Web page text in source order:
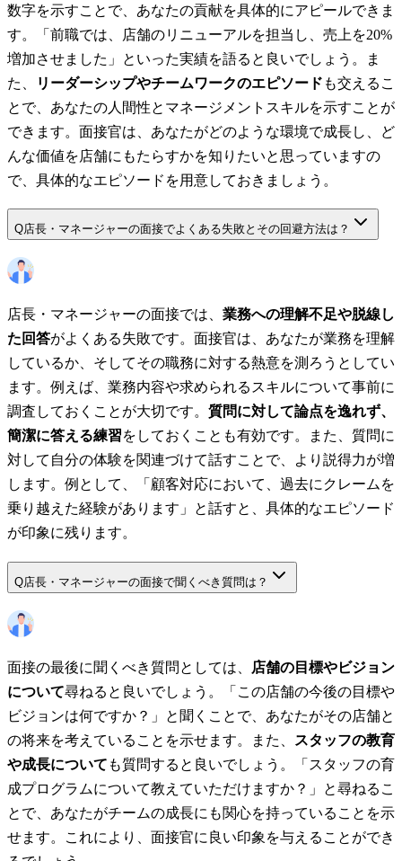
数字を示すことで、あなたの貢献を具体的にアピールできま
す。「前職では、店舗のリニューアルを担当し、売上を20%
増加させました」といった実績を語ると良いでしょう。ま
た、
リーダーシップやチームワークのエピソード も交えるこ
とで、あなたの人間性とマネージメントスキルを示すことが
できます。面接官は、あなたがどのような環境で成長し、ど
んな価値を店舗にもたらすかを知りたいと思っていますの
で、具体的なエピソードを用意しておきましょう。
Q店長・マネージャーの面接でよくある失敗とその回避方法は？
店長・マネージャーの面接では、 業務への理解不足や脱線し
た回答がよくある失敗です。面接官は、あなたが業務を理解
しているか、そしてその職務に対する熱意を測ろうとしてい
ます。例えば、業務内容や求められるスキルについて事前に
調査しておくことが大切です。 質問に対して論点を逸れず、
簡潔に答える練習をしておくことも有効です。また、質問に
対して自分の体験を関連づけて話すことで、より説得力が増
します。例として、「顧客対応において、過去にクレームを
乗り越えた経験があります」と話すと、具体的なエピソード
が印象に残ります。
Q店長・マネージャーの面接で聞くべき質問は？
面接の最後に聞くべき質問としては、
店舗の目標やビジョン
について尋ねると良いでしょう。「この店舗の今後の目標や
ビジョンは何ですか？」と聞くことで、あなたがその店舗と
の将来を考えていることを示せます。また、
スタッフの教育
や成長について も質問すると良いでしょう。「スタッフの育
成プログラムについて教えていただけますか？」と尋ねるこ
とで、あなたがチームの成長にも関心を持っていることを示
せます。これにより、面接官に良い印象を与えることができ